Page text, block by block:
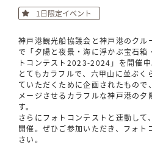
1日限定イベント
神戸港観光船協議会と神戸港のクル
で「夕陽と夜景・海に浮かぶ宝石箱
トコンテスト2023-2024」を開催
とてもカラフルで、六甲山に並ぶく
ていただくために企画されたもので
メージさせるカラフルな神戸港の夕
す。
さらにフォトコンテストと連動して
開催。ぜひご参加いただき、フォト
さい。